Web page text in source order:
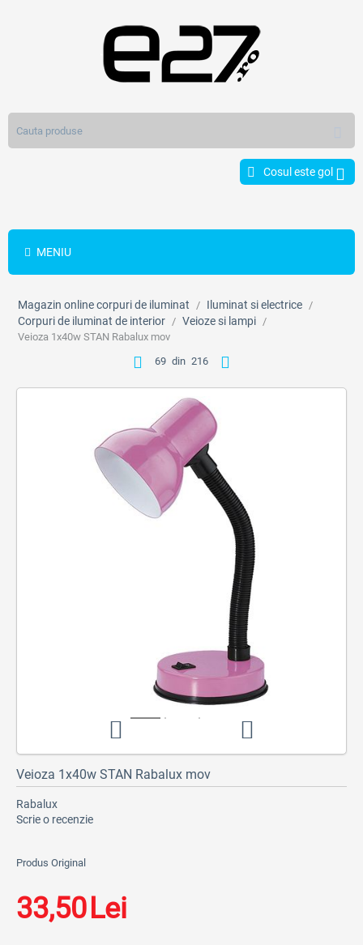
Cosul este gol
MENIU
Magazin online corpuri de iluminat / Iluminat si electrice /
Corpuri de iluminat de interior / Veioze si lampi /
Veioza 1x40w STAN Rabalux mov
69 din 216
Veioza 1x40w STAN Rabalux mov
Rabalux
Scrie o recenzie
Produs Original
33,50 Lei